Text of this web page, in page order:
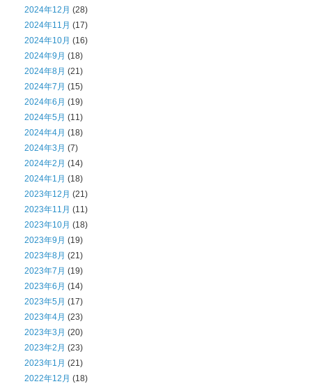
2024年12月 (28)
2024年11月 (17)
2024年10月 (16)
2024年9月 (18)
2024年8月 (21)
2024年7月 (15)
2024年6月 (19)
2024年5月 (11)
2024年4月 (18)
2024年3月 (7)
2024年2月 (14)
2024年1月 (18)
2023年12月 (21)
2023年11月 (11)
2023年10月 (18)
2023年9月 (19)
2023年8月 (21)
2023年7月 (19)
2023年6月 (14)
2023年5月 (17)
2023年4月 (23)
2023年3月 (20)
2023年2月 (23)
2023年1月 (21)
2022年12月 (18)